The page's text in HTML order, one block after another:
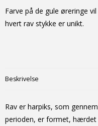
Farve på de gule øreringe
hvert rav stykke er unikt.
Beskrivelse
Rav er harpiks, som
perioden, er formet,